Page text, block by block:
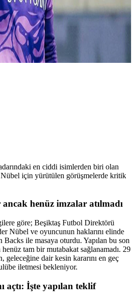
en ciddi isimlerden biri olan
için yürütülen görüşmelerde kritik
henüz imzalar atılmadı
göre; Beşiktaş Futbol Direktörü
Nübel ve oyuncunun haklarını elinde
Backs ile masaya oturdu. Yapılan bu son
henüz tam bir mutabakat sağlanamadı. 29
geleceğine dair kesin kararını en geç
iletmesi bekleniyor.
açtı: İşte yapılan teklif